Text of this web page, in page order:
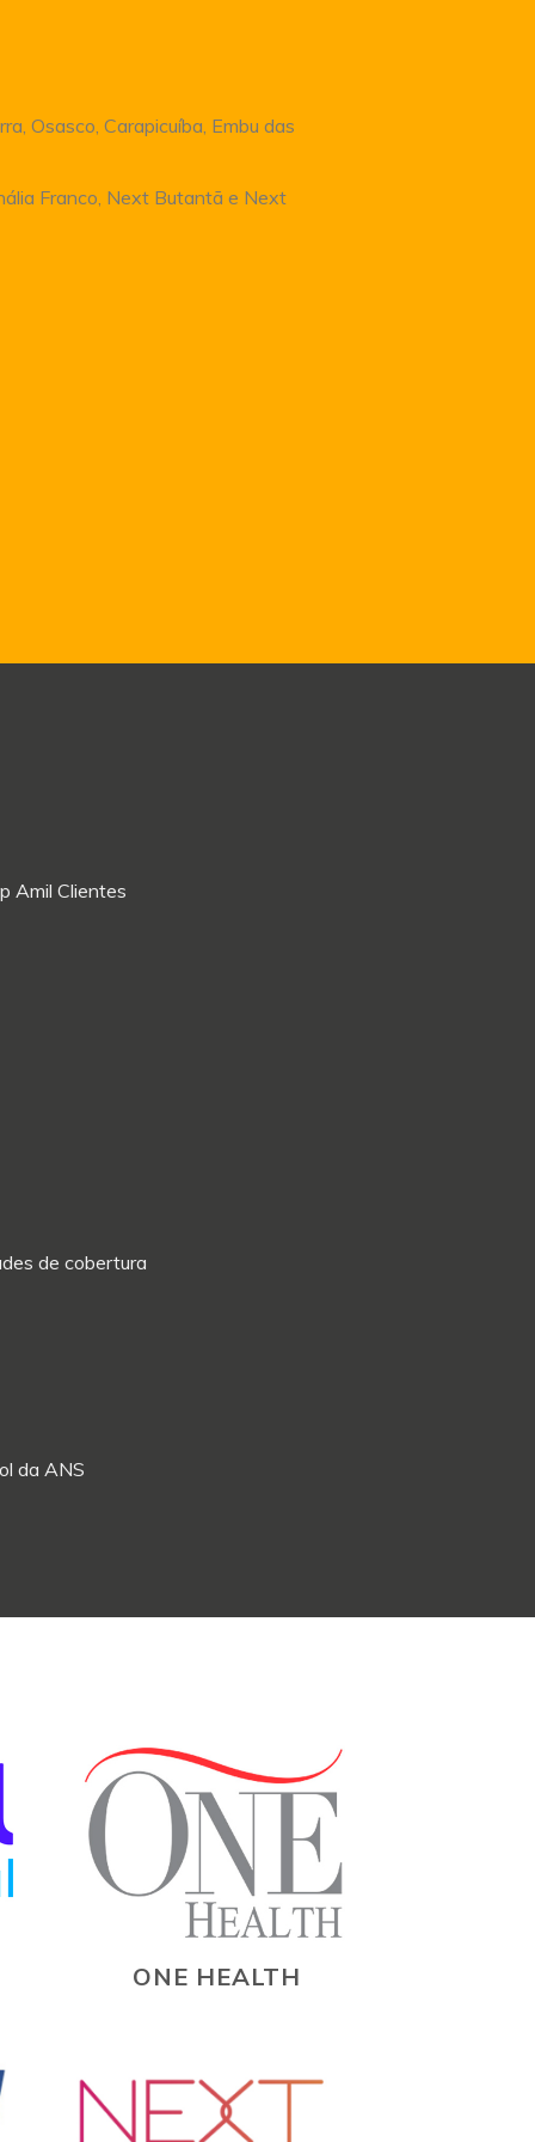
Osasco, Carapicuíba, Embu das
Franco, Next Butantã e Next
Amil Clientes
de cobertura
da ANS
ONE HEALTH